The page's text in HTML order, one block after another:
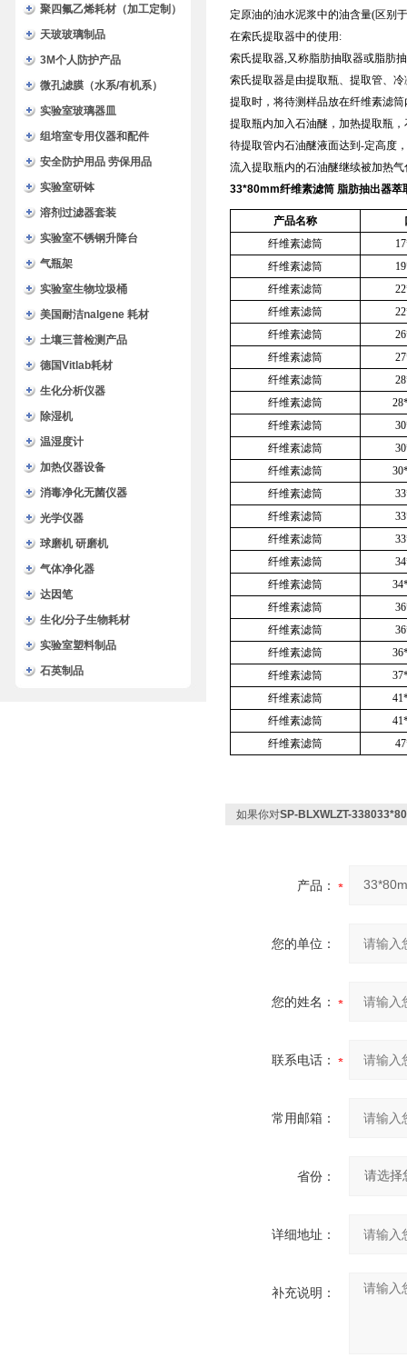
聚四氟乙烯耗材（加工定制）
天玻玻璃制品
3M个人防护产品
微孔滤膜（水系/有机系）
实验室玻璃器皿
组培室专用仪器和配件
安全防护用品 劳保用品
实验室研钵
溶剂过滤器套装
实验室不锈钢升降台
气瓶架
实验室生物垃圾桶
美国耐洁nalgene 耗材
土壤三普检测产品
德国Vitlab耗材
生化分析仪器
除湿机
温湿度计
加热仪器设备
消毒净化无菌仪器
光学仪器
球磨机 研磨机
气体净化器
达因笔
生化/分子生物耗材
实验室塑料制品
石英制品
定原油的油水泥浆中的油含量(区别
在索氏提取器中的使用:
索氏提取器,又称脂肪抽取器或脂肪
索氏提取器是由提取瓶、提取管、
提取时，将待测样品放在纤维素滤
提取瓶内加入石油醚，加热提取瓶
待提取管内石油醚液面达到-定高度
流入提取瓶内的石油醚继续被加热
33*80mm纤维素滤筒 脂肪抽出器萃
产品名称
纤维素滤筒
纤维素滤筒
纤维素滤筒
纤维素滤筒
纤维素滤筒
纤维素滤筒
纤维素滤筒
纤维素滤筒
纤维素滤筒
纤维素滤筒
纤维素滤筒
纤维素滤筒
纤维素滤筒
纤维素滤筒
纤维素滤筒
纤维素滤筒
纤维素滤筒
纤维素滤筒
纤维素滤筒
纤维素滤筒
纤维素滤筒
纤维素滤筒
纤维素滤筒
如果你对SP-BLXWLZT-
产品：
您的单位：
您的姓名：
联系电话：
常用邮箱：
省份：
详细地址：
补充说明：